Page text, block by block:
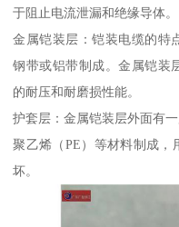
于阻止电流泄漏和绝缘导体。
金属铠装层：铠装电缆的特
钢带或铝带制成。金属铠装
的耐压和耐磨损性能。
护套层：金属铠装层外面有
聚乙烯（PE）等材料制成，
坏。